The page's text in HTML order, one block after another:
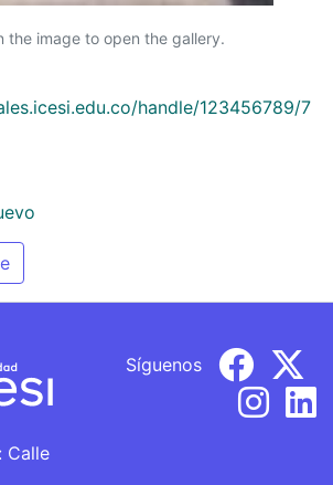
the image to open the gallery.
handle/123456789/7
Calle
Síguenos